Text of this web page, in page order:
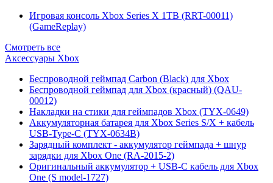
Игровая консоль Xbox Series X 1TB (RRT-00011)
(GameReplay)
Смотреть все
Аксессуары Xbox
Беспроводной геймпад Carbon (Black) для Xbox
Беспроводной геймпад для Xbox (красный) (QAU-
00012)
Накладки на стики для геймпадов Xbox (TYX-0649)
Аккумуляторная батарея для Xbox Series S/X + кабель
USB-Type-C (TYX-0634B)
Зарядный комплект - аккумулятор геймпада + шнур
зарядки для Xbox One (RA-2015-2)
Оригинальный аккумулятор + USB-C кабель для Xbox
One (S model-1727)